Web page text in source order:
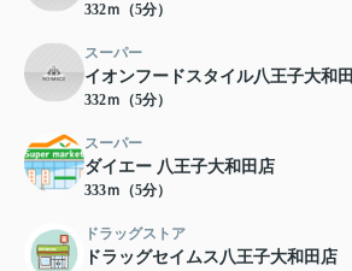
332ｍ（5分）
スーパー
イオンフードスタイル八王子大和
332ｍ（5分）
スーパー
ダイエー 八王子大和田店
333ｍ（5分）
ドラッグストア
ドラッグセイムス八王子大和田店